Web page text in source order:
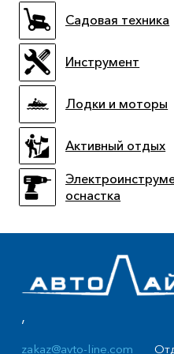
Садовая техника
Инструмент
Лодки и моторы
Активный отдых
оснастка
,
zakaz@avto-line.com